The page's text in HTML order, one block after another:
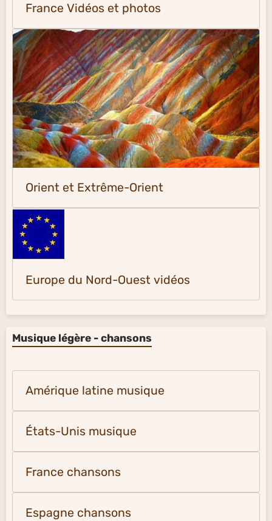
France Vidéos et photos
Orient et Extrême-Orient
Europe du Nord-Ouest vidéos
Musique légère - chansons
Amérique latine musique
États-Unis musique
France chansons
Espagne chansons